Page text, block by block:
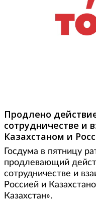
Продлено
сотрудничестве
Казахстаном и
Госдума в пятницу
продлевающий
сотрудничестве и
Россией и
Казахстан».